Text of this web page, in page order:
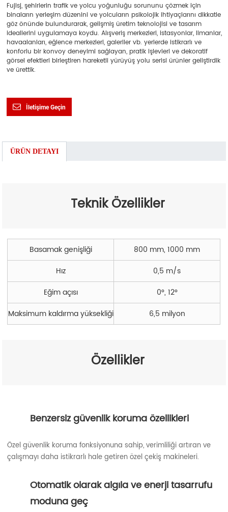
Fujisj, şehirlerin trafik ve yolcu yoğunluğu sorununu çözmek için
binaların yerleşim düzenini ve yolcuların psikolojik ihtiyaçlarını dikkatle
göz önünde bulundurarak, gelişmiş üretim teknolojisi ve tasarım
ideallerini uygulamaya koydu. Alışveriş merkezleri, istasyonlar, limanlar,
havaalanları, eğlence merkezleri, galeriler vb. yerlerde istikrarlı ve
konforlu bir konvoy deneyimi sağlayan, pratik işlevleri ve dekoratif
görsel efektleri birleştiren hareketli yürüyüş yolu serisi ürünler geliştirdik
ve ürettik.
İletişime Geçin
ÜRÜN DETAYI
Teknik Özellikler
Basamak genişliği
800 mm, 1000 mm
Hız
0,5 m/s
Eğim açısı
0°, 12°
Maksimum kaldırma yüksekliği
6,5 milyon
Özellikler
Benzersiz güvenlik koruma özellikleri
Özel güvenlik koruma fonksiyonuna sahip, verimliliği artıran ve
çalışmayı daha istikrarlı hale getiren özel çekiş makineleri.
Otomatik olarak algıla ve enerji tasarrufu
moduna geç